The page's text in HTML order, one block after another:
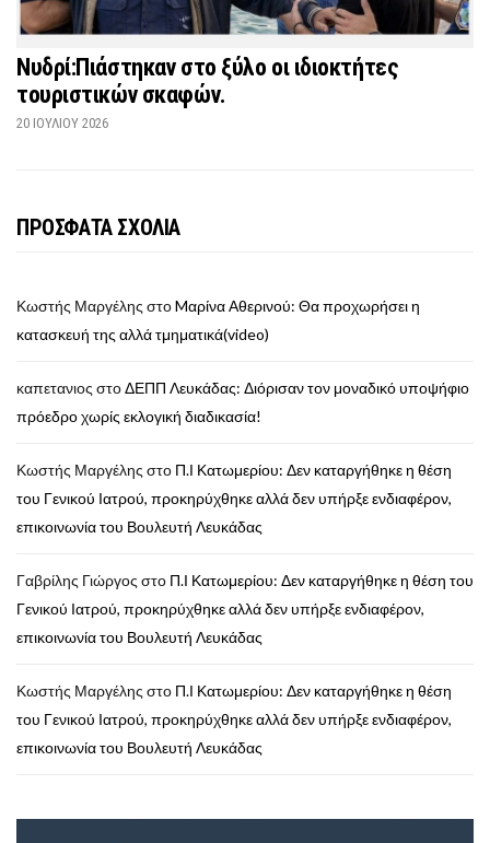
Νυδρί:Πιάστηκαν στο ξύλο οι ιδιοκτήτες
τουριστικών σκαφών.
20 ΙΟΥΛΊΟΥ 2026
ΠΡΟΣΦΑΤΑ ΣΧΟΛΙΑ
Κωστής Μαργέλης στοMαρίνα Αθερινού: Θα προχωρήσει η
κατασκευή της αλλά τμηματικά(video)
καπετανιος στοΔΕΠΠ Λευκάδας: Διόρισαν τον μοναδικό υποψήφιο
πρόεδρο χωρίς εκλογική διαδικασία!
Κωστής Μαργέλης στο Π.Ι Κατωμερίου: Δεν καταργήθηκε η θέση
του Γενικού Ιατρού, προκηρύχθηκε αλλά δεν υπήρξε ενδιαφέρον,
επικοινωνία του Βουλευτή Λευκάδας
Γαβρίλης Γιώργος στο Π.Ι Κατωμερίου: Δεν καταργήθηκε η θέση του
Γενικού Ιατρού, προκηρύχθηκε αλλά δεν υπήρξε ενδιαφέρον,
επικοινωνία του Βουλευτή Λευκάδας
Κωστής Μαργέλης στο Π.Ι Κατωμερίου: Δεν καταργήθηκε η θέση
του Γενικού Ιατρού, προκηρύχθηκε αλλά δεν υπήρξε ενδιαφέρον,
επικοινωνία του Βουλευτή Λευκάδας